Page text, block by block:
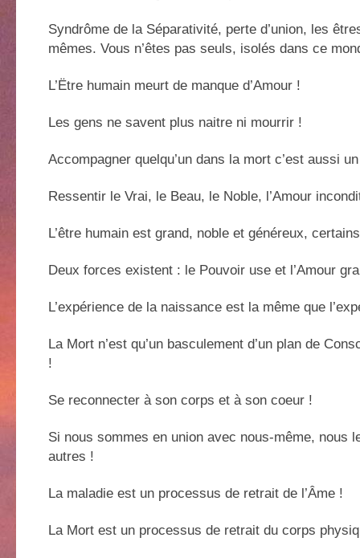
Syndrôme de la Séparativité, perte d’union, les
mêmes. Vous n’êtes pas seuls, isolés dans ce
L’Ëtre humain meurt de manque d’Amour !
Les gens ne savent plus naitre ni mourrir !
Accompagner quelqu’un dans la mort c’est aussi
Ressentir le Vrai, le Beau, le Noble, l’Amour
L’être humain est grand, noble et généreux,
Deux forces existent : le Pouvoir use et l’Amour
L’expérience de la naissance est la même que
La Mort n’est qu’un basculement d’un plan de
!
Se reconnecter à son corps et à son coeur !
Si nous sommes en union avec nous-même, nous
autres !
La maladie est un processus de retrait de l’Âme !
La Mort est un processus de retrait du corps